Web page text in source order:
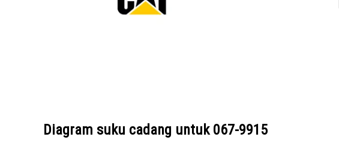
Diagram suku cadang untuk067-9915